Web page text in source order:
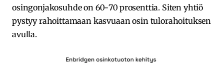
osingonjakosuhde on 60-70 prosenttia. Siten yhtiö
pystyy rahoittamaan kasvuaan osin tulorahoituksen
avulla.